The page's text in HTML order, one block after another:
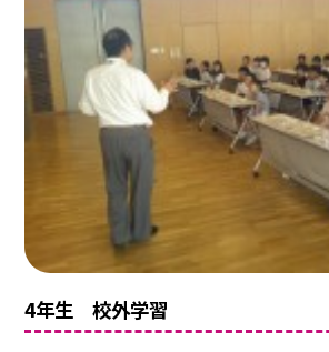
4年生 校外学習